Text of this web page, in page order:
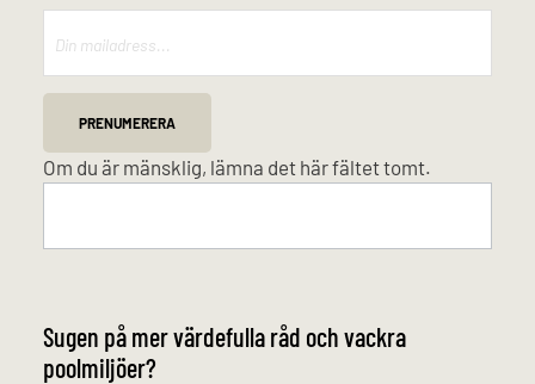
PRENUMERERA
Om du är mänsklig, lämna det här fältet tomt.
Sugen på mer värdefulla råd och vackra
poolmiljöer?